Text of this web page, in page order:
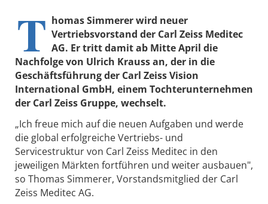
T homas Simmerer wird neuer
Vertriebsvorstand der Carl Zeiss Meditec
AG. Er tritt damit ab Mitte April die
Nachfolge von Ulrich Krauss an, der in die
Geschäftsführung der Carl Zeiss Vision
International GmbH, einem Tochterunternehmen
der Carl Zeiss Gruppe, wechselt.
„Ich freue mich auf die neuen Aufgaben und werde
die global erfolgreiche Vertriebs- und
Servicestruktur von Carl Zeiss Meditec in den
jeweiligen Märkten fortführen und weiter ausbauen",
so Thomas Simmerer, Vorstandsmitglied der Carl
Zeiss Meditec AG.